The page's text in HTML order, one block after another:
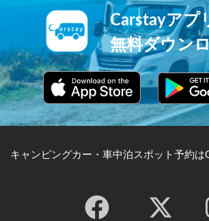
Carstayアプ
無料ダウン
キャンピングカー・車中泊スポット予約は